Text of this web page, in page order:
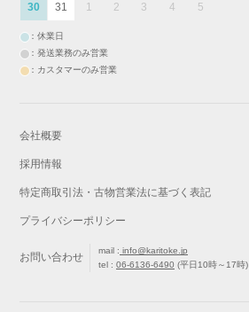
30 31 1 2 3 4 5
：休業日
：発送業務のみ営業
：カスタマーのみ営業
会社概要
採用情報
特定商取引法・古物営業法に基づく表記
プライバシーポリシー
お問い合わせ
mail : info@karitoke.jp
tel :06-6136-6490 (平日10時～17時)